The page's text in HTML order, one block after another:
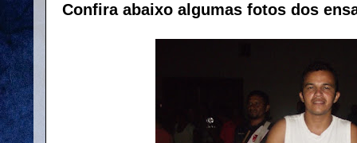
Confira abaixo algumas fotos dos